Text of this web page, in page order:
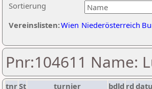
Sortierung
Vereinslisten:Wien Niederösterreich
Pnr:104611 Name:
tnrSt turnier bdld rd